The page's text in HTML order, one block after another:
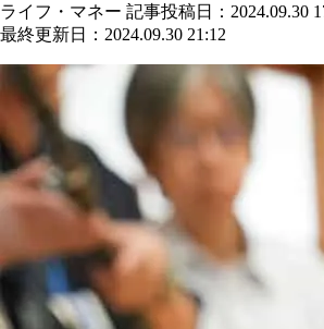
ライフ・マネー 記事投稿日：2024.09.30
最終更新日：2024.09.30 21:12